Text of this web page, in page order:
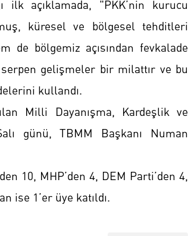
ilk açıklamada, "PKK’nin kurucu
küresel ve bölgesel tehditleri
de bölgemiz açısından fevkalade
gelişmeler bir milattır ve bu
kullandı.
Milli Dayanışma, Kardeşlik ve
günü, TBMM Başkanı Numan
10, MHP’den 4, DEM Parti’den 4,
ise 1’er üye katıldı.